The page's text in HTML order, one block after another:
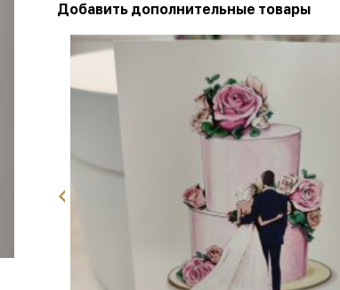
Добавить дополнительные товары